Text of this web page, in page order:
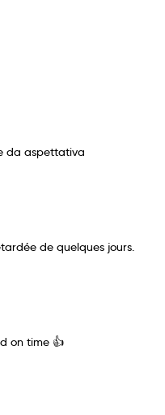
da aspettativa
de quelques jours.
on time 👍